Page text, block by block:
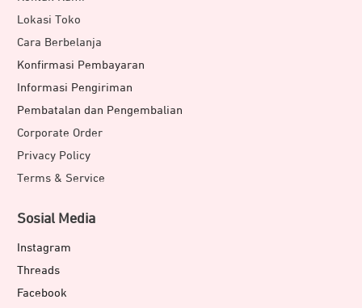
Lokasi Toko
Cara Berbelanja
Konfirmasi Pembayaran
Informasi Pengiriman
Pembatalan dan Pengembalian
Corporate Order
Privacy Policy
Terms & Service
Sosial Media
Instagram
Threads
Facebook